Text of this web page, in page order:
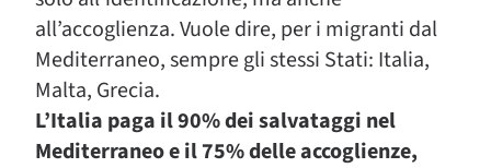
all’accoglienza. Vuole dire, per i migranti dal
Mediterraneo, sempre gli stessi Stati: Italia,
Malta, Grecia.
L’Italia paga il 90% dei salvataggi nel
Mediterraneo e il 75% delle accoglienze,